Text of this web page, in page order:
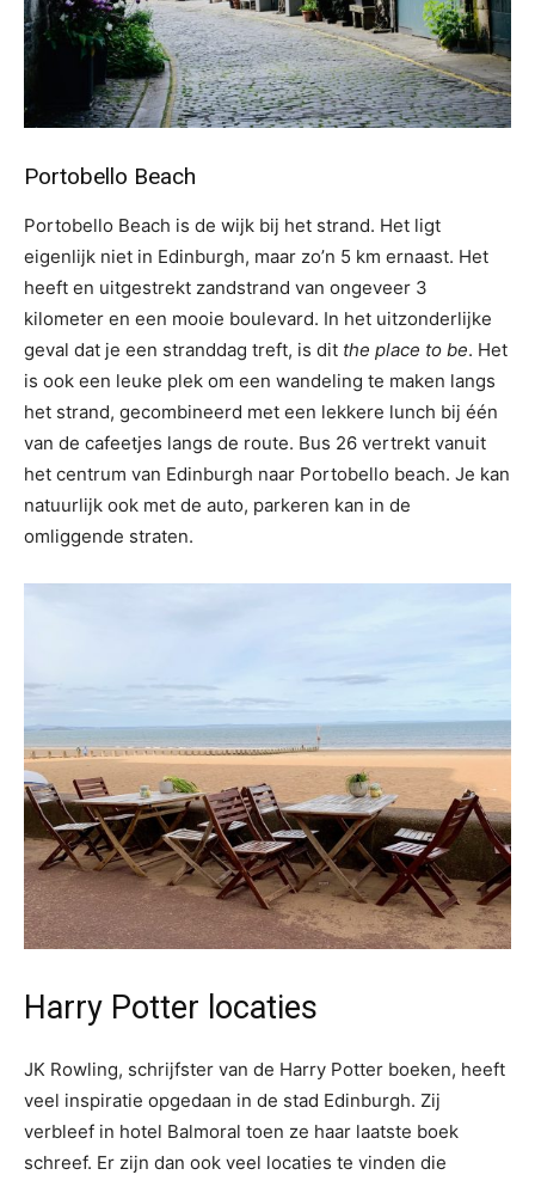
Portobello Beach
Portobello Beach is de wijk bij het strand. Het ligt
eigenlijk niet in Edinburgh, maar zo’n 5 km ernaast. Het
heeft en uitgestrekt zandstrand van ongeveer 3
kilometer en een mooie boulevard. In het uitzonderlijke
geval dat je een stranddag treft, is dit the place to be. Het
is ook een leuke plek om een wandeling te maken langs
het strand, gecombineerd met een lekkere lunch bij één
van de cafeetjes langs de route. Bus 26 vertrekt vanuit
het centrum van Edinburgh naar Portobello beach. Je kan
natuurlijk ook met de auto, parkeren kan in de
omliggende straten.
Harry Potter locaties
JK Rowling, schrijfster van de Harry Potter boeken, heeft
veel inspiratie opgedaan in de stad Edinburgh. Zij
verbleef in hotel Balmoral toen ze haar laatste boek
schreef. Er zijn dan ook veel locaties te vinden die